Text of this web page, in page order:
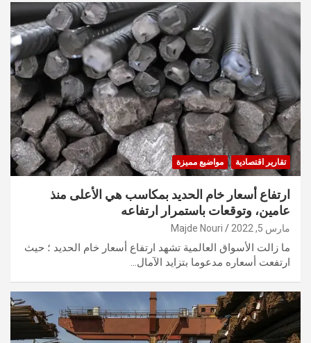
تقارير اقتصادية مواضيع مميزة
ارتفاع أسعار خام الحديد بمكاسب هي الأعلى منذ
عامين، وتوقعات باستمرار ارتفاعه
مارس 5, 2022 Majde Nouri
ما زالت الأسواق العالمية تشهد ارتفاع أسعار خام الحديد ؛ حيث
ارتفعت أسعاره مدعوما بتزايد الآمال…